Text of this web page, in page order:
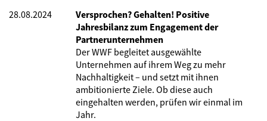
28.08.2024
Versprochen? Gehalten! Positive
Jahresbilanz zum Engagement der
Partnerunternehmen
Der WWF begleitet ausgewählte
Unternehmen auf ihrem Weg zu mehr
Nachhaltigkeit – und setzt mit ihnen
ambitionierte Ziele. Ob diese auch
eingehalten werden, prüfen wir einmal im
Jahr.